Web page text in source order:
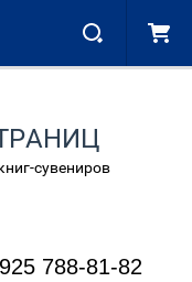
сувениров
788-81-82